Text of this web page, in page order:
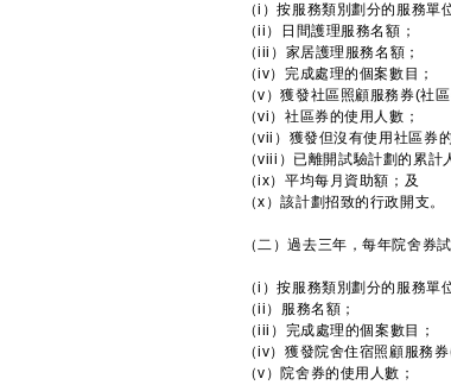
（i）按服務類別劃分的服務單
（ii）日間護理服務名額；
（iii）家居護理服務名額；
（iv）完成處理的個案數目；
（v）獲發社區照顧服務券(社
（vi）社區券的使用人數；
（vii）獲發但沒有使用社區券
（viii）已離開試驗計劃的累
（ix）平均每月資助額；及
（x）該計劃招致的行政開支。
（二）過去三年，每年院舍券
（i）按服務類別劃分的服務單
（ii）服務名額；
（iii）完成處理的個案數目；
（iv）獲發院舍住宿照顧服務
（v）院舍券的使用人數；